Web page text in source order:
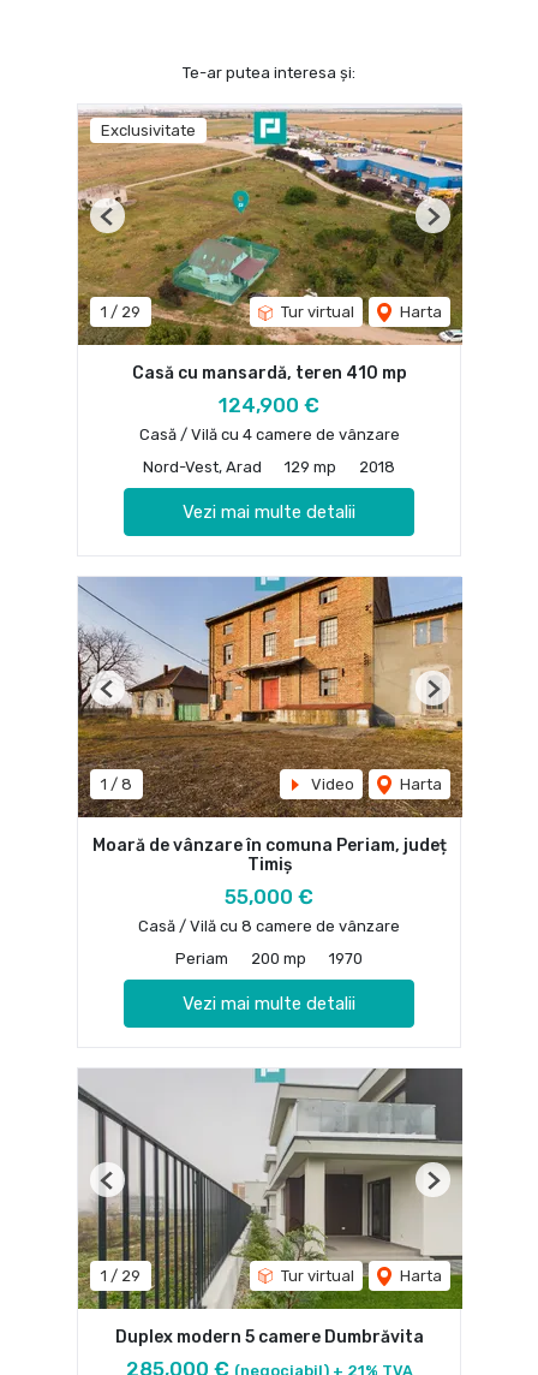
Te-ar putea interesa și:
Exclusivitate
1 / 29 Tur virtual Harta
Previous Next
Casă cu mansardă, teren 410 mp
124,900 €
Casă / Vilă cu 4 camere de vânzare
Nord-Vest, Arad
129 mp 2018
Vezi mai multe detalii
1 / 8 Video Harta
Previous Next
Moară de vânzare în comuna Periam, județ
Timiș
55,000 €
Casă / Vilă cu 8 camere de vânzare
Periam
200 mp 1970
Vezi mai multe detalii
1 / 29 Tur virtual Harta
Previous Next
Duplex modern 5 camere Dumbrăvita
285,000 € (negociabil) + 21% TVA